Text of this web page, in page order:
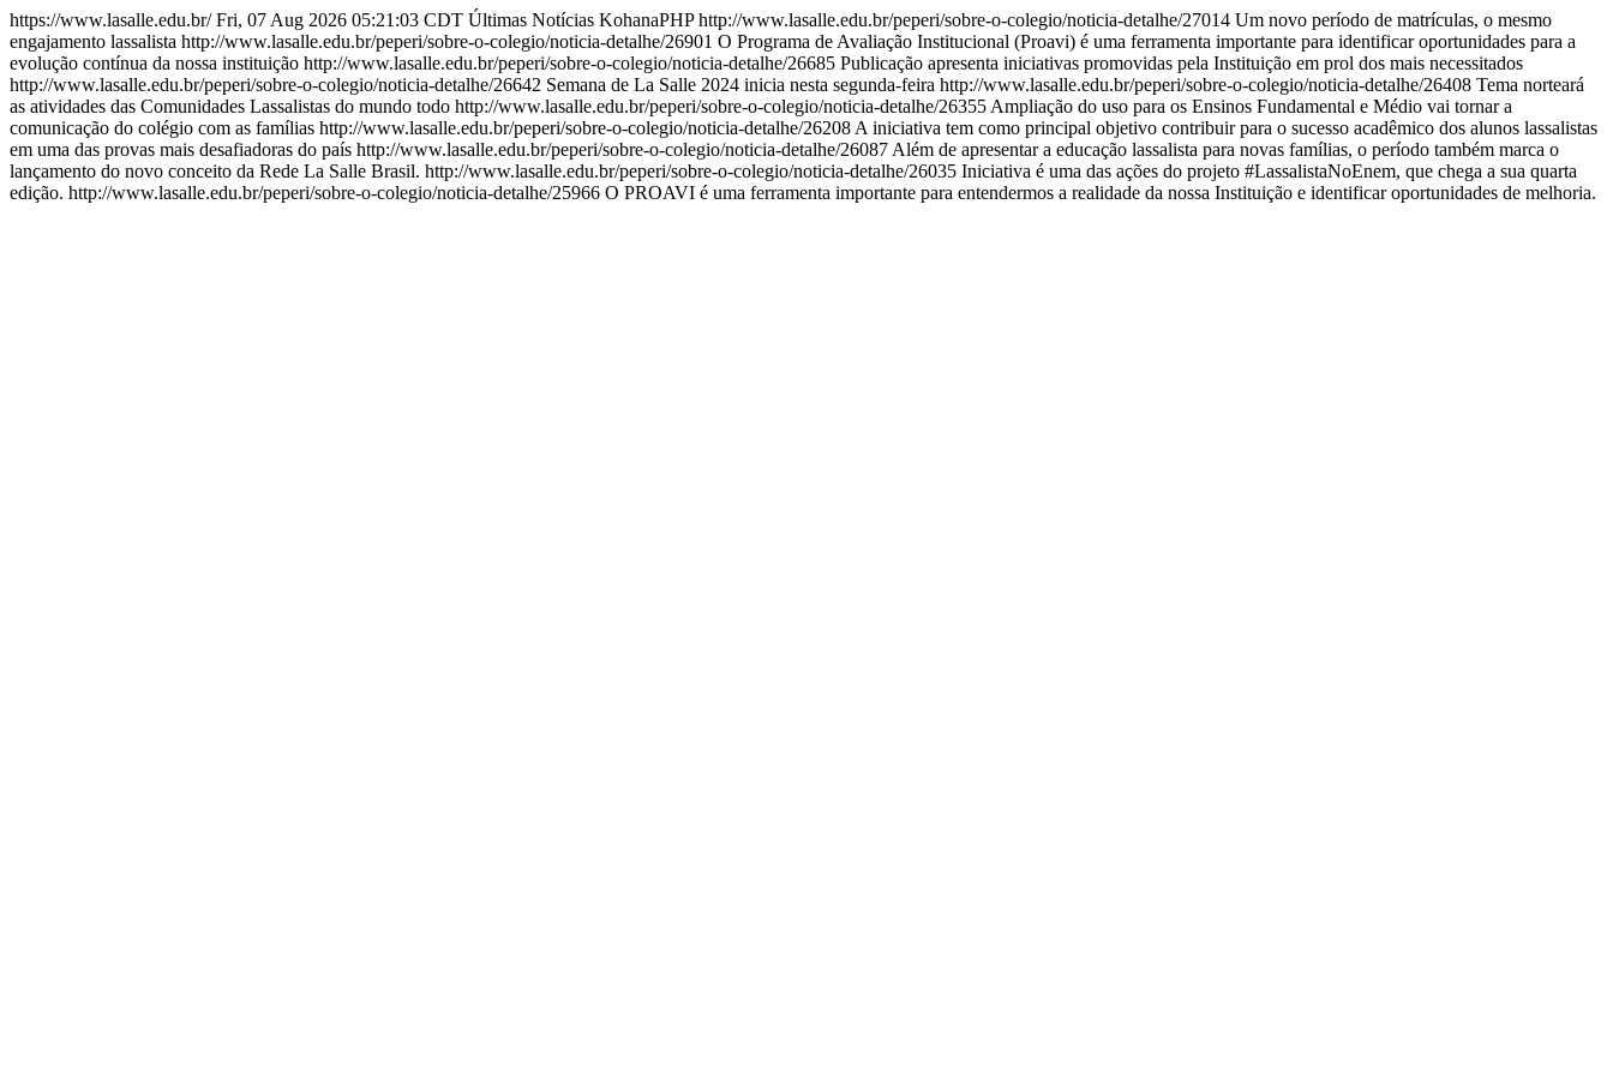
https://www.lasalle.edu.br/Fri, 07 Aug 2026 05:21:03 CDT Últimas Notícias KohanaPHP http://www.lasalle.edu.br/peperi/sobre-o-colegio/noticia-detalhe/27014 Um novo período de matrículas, o mesmo
engajamento lassalista http://www.lasalle.edu.br/peperi/sobre-o-colegio/noticia-detalhe/26901 O Programa de Avaliação Institucional (Proavi) é uma ferramenta importante para identificar oportunidades para a
evolução contínua da nossa instituição http://www.lasalle.edu.br/peperi/sobre-o-colegio/noticia-detalhe/26685 Publicação apresenta iniciativas promovidas pela Instituição em prol dos mais necessitados
http://www.lasalle.edu.br/peperi/sobre-o-colegio/noticia-detalhe/26642 Semana de La Salle 2024 inicia nesta segunda-feira http://www.lasalle.edu.br/peperi/sobre-o-colegio/noticia-detalhe/26408 Tema norteará
as atividades das Comunidades Lassalistas do mundo todo http://www.lasalle.edu.br/peperi/sobre-o-colegio/noticia-detalhe/26355 Ampliação do uso para os Ensinos Fundamental e Médio vai tornar a
comunicação do colégio com as famílias http://www.lasalle.edu.br/peperi/sobre-o-colegio/noticia-detalhe/26208 A iniciativa tem como principal objetivo contribuir para o sucesso acadêmico dos alunos lassalistas
em uma das provas mais desafiadoras do país http://www.lasalle.edu.br/peperi/sobre-o-colegio/noticia-detalhe/26087 Além de apresentar a educação lassalista para novas famílias, o período também marca o
lançamento do novo conceito da Rede La Salle Brasil. http://www.lasalle.edu.br/peperi/sobre-o-colegio/noticia-detalhe/26035 Iniciativa é uma das ações do projeto #LassalistaNoEnem, que chega a sua quarta
edição. http://www.lasalle.edu.br/peperi/sobre-o-colegio/noticia-detalhe/25966 O PROAVI é uma ferramenta importante para entendermos a realidade da nossa Instituição e identificar oportunidades de melhoria.